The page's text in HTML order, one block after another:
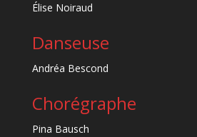
Élise Noiraud
Danseuse
Andréa Bescond
Chorégraphe
Pina Bausch